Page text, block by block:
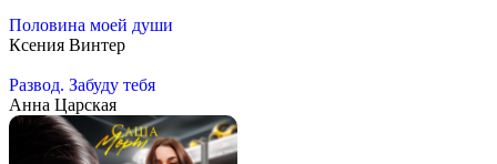
Половина моей души
Ксения Винтер
Развод. Забуду тебя
Анна Царская